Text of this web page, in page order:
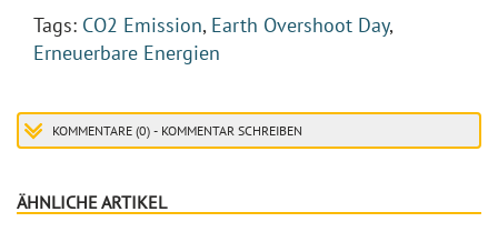
Tags: CO2 Emission, Earth Overshoot Day,
Erneuerbare Energien
KOMMENTARE (0) - KOMMENTAR SCHREIBEN
ÄHNLICHE ARTIKEL